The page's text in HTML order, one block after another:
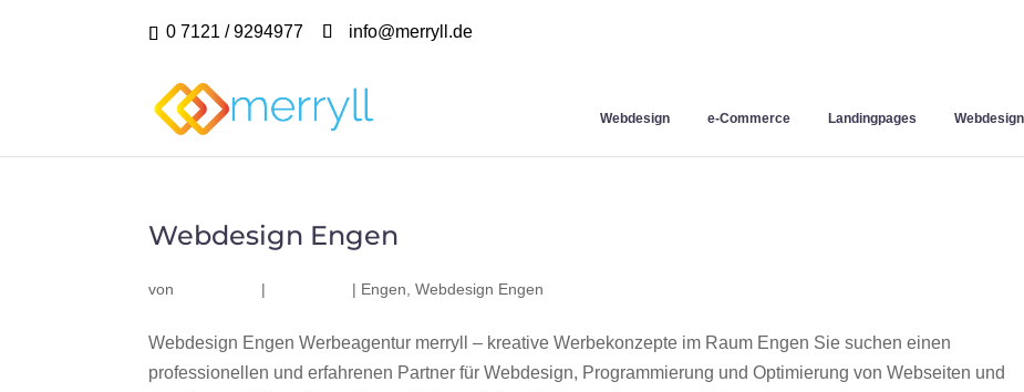
0 7121 / 9294977 info@merryll.de
Webdesign e-Commerce Landingpages
Webdesign Engen
von | | Engen ,Webdesign Engen
Webdesign Engen Werbeagentur merryll – kreative Werbekonzepte im Raum Engen Sie suchen einen
professionellen und erfahrenen Partner für Webdesign, Programmierung und Optimierung von Webseiten und